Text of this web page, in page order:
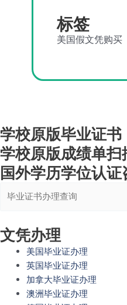
标签
美国假文凭购买
学校原版毕业证书
学校原版成绩单扫
国外学历学位认证
文凭办理
美国毕业证办理
英国毕业证办理
加拿大毕业证办理
澳洲毕业证办理